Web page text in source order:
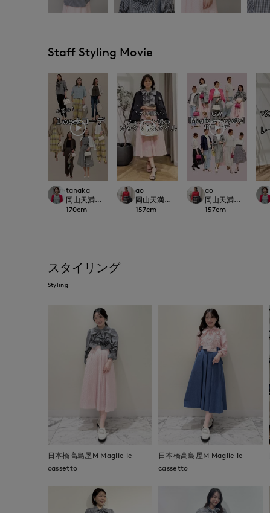
Staff Styling Movie
tanaka
岡山天満屋SUPERIORCLOSET
170cm
ao
岡山天満屋SUPERIORCLOSET
157cm
ao
岡山天満屋
157cm
スタイリング
Styling
日本橋高島屋M Maglie le
cassetto
日本橋高島屋M Maglie le
cassetto